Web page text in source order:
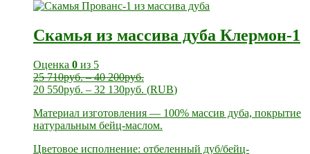
Скамья из массива дуба Клермон-1
Оценка 0 из 5
25 710руб.–40 200руб.
20 550руб. – 32 130руб. (RUB)
Материал изготовления — 100% массив дуба, покрытие
натуральным бейц-маслом.
Цветовое исполнение: отбеленный дуб/бейц-